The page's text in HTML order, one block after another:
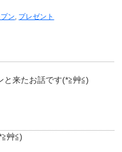
ン プレゼント
と来たお話です(*≧艸≦)
艸≦)